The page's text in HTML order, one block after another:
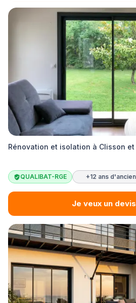
Rénovation et isolation à Clisson
QUALIBAT-RGE +12 ans
Je veux un